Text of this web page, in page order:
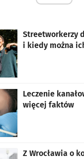
Streetworkerzy
i kiedy można
Leczenie
więcej faktów
Z Wrocławia o